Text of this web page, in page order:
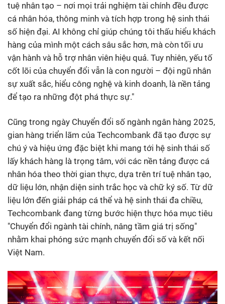
tuệ nhân tạo – nơi mọi trải nghiệm tài chính đều được
cá nhân hóa, thông minh và tích hợp trong hệ sinh thái
số hiện đại. AI không chỉ giúp chúng tôi thấu hiểu khách
hàng của mình một cách sâu sắc hơn, mà còn tối ưu
vận hành và hỗ trợ nhân viên hiệu quả. Tuy nhiên, yếu tố
cốt lõi của chuyển đổi vẫn là con người – đội ngũ nhân
sự xuất sắc, hiểu công nghệ và kinh doanh, là nền tảng
để tạo ra những đột phá thực sự."
Cũng trong ngày Chuyển đổi số ngành ngân hàng 2025,
gian hàng triển lãm của Techcombank đã tạo được sự
chú ý và hiệu ứng đặc biệt khi mang tới hệ sinh thái số
lấy khách hàng là trọng tâm, với các nền tảng được cá
nhân hóa theo thời gian thực, dựa trên trí tuệ nhân tạo,
dữ liệu lớn, nhận diện sinh trắc học và chữ ký số. Từ dữ
liệu lớn đến giải pháp cá thể và hệ sinh thái đa chiều,
Techcombank đang từng bước hiện thực hóa mục tiêu
"Chuyển đổi ngành tài chính, nâng tầm giá trị sống"
nhằm khai phóng sức mạnh chuyển đổi số và kết nối
Việt Nam.